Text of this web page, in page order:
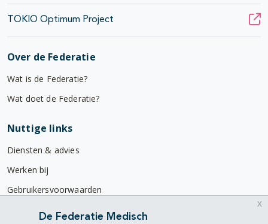
TOKIO Optimum Project
Over de Federatie
Wat is de Federatie?
Wat doet de Federatie?
Nuttige links
Diensten & advies
Werken bij
Gebruikersvoorwaarden
Privacyverklaring
De Federatie Medisch
x